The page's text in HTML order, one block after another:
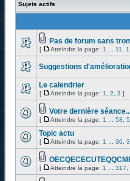
Sujets actifs
Pas de forum sans
[ Atteindre la page: 1 11
Suggestions
Le calendrier
[ Atteindre la page: 1 2 3 ]
Votre dernière
[ Atteindre la page: 1 53
Topic actu
[ Atteindre la page: 1 36
[ Atteindre la page: 1 317